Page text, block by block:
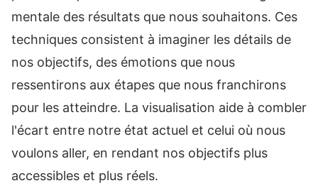
mentale des résultats que nous souhaitons. Ces
techniques consistent à imaginer les détails de
nos objectifs, des émotions que nous
ressentirons aux étapes que nous franchirons
pour les atteindre. La visualisation aide à combler
l'écart entre notre état actuel et celui où nous
voulons aller, en rendant nos objectifs plus
accessibles et plus réels.